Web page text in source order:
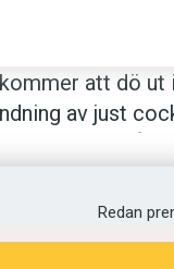
att dö ut
av just
publiceras
Redan